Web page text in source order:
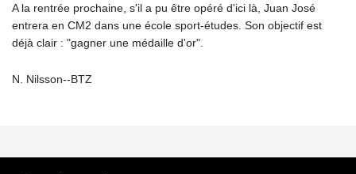
A la rentrée prochaine, s'il a pu être opéré d'ici là, Juan José
entrera en CM2 dans une école sport-études. Son objectif est
déjà clair : "gagner une médaille d'or".
N. Nilsson--BTZ